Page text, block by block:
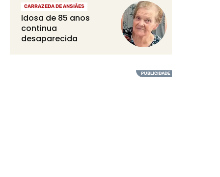
CARRAZEDA DE ANSIÃES
Idosa de 85 anos
continua
desaparecida